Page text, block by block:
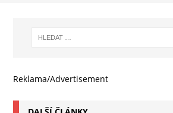
Reklama/Advertisement